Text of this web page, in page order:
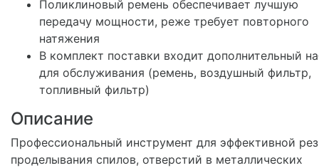
Поликлиновый ремень обеспечивает лучшую
передачу мощности, реже требует повторного
натяжения
В комплект поставки входит дополнительный
для обслуживания (ремень, воздушный фильтр,
топливный фильтр)
Описание
Профессиональный инструмент для эффективной
проделывания спилов, отверстий в металлических